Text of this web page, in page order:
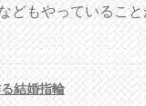
どもやっているこ
結婚指輪